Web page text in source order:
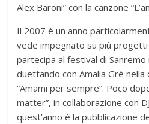
Alex Baroni” con la canzone
Il 2007 è un anno
vede impegnato su più progetti
partecipa al festival di
duettando con Amalia Grè nella
“Amami per sempre”. Poco
matter”, in collaborazione con
quest’anno è la pubblicazione